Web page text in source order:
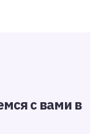
с вами в